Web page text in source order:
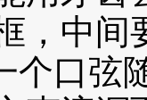
，中间
口弦